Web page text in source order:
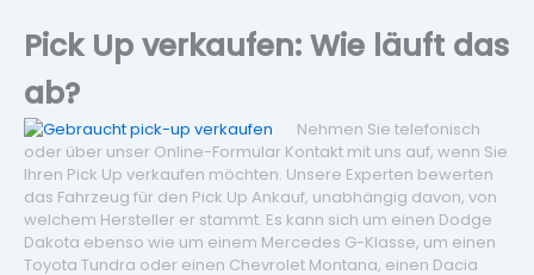
Pick Up verkaufen: Wie läuft das
ab?
Nehmen Sie telefonisch
oder über unser Online-Formular Kontakt mit uns auf, wenn Sie
Ihren Pick Up verkaufen möchten. Unsere Experten bewerten
das Fahrzeug für den Pick Up Ankauf, unabhängig davon, von
welchem Hersteller er stammt. Es kann sich um einen Dodge
Dakota ebenso wie um einem Mercedes G-Klasse, um einen
Toyota Tundra oder einen Chevrolet Montana, einen Dacia